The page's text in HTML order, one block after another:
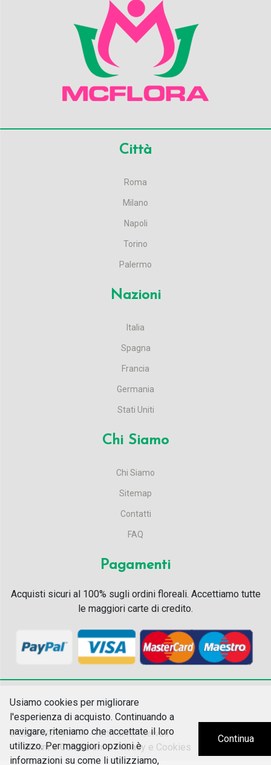
Città
Roma
Milano
Napoli
Torino
Palermo
Nazioni
Italia
Spagna
Francia
Germania
Stati Uniti
Chi Siamo
Chi Siamo
Sitemap
Contatti
FAQ
Pagamenti
Acquisti sicuri al 100% sugli ordini floreali. Accettiamo tutte
le maggiori carte di credito.
© 2026MCFLORA.IT - Tutti i diritti riservati
Termini e Condizioni Privacy e Cookies
Usiamo cookies per migliorare
l'esperienza di acquisto. Continuando a
navigare, riteniamo che accettate il loro
utilizzo. Per maggiori opzioni è
informazioni su come li utilizziamo,
Continua